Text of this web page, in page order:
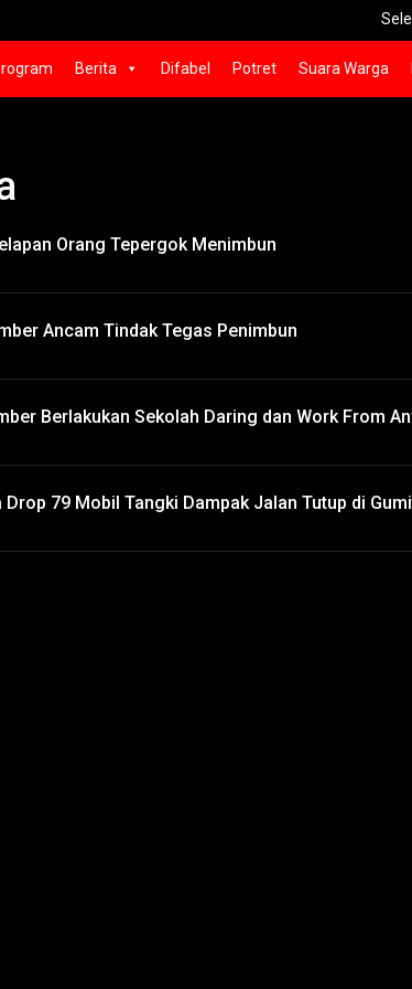
Selesai
Berita Difabel Potret Suara Warga
Orang Tepergok Menimbun
Ancam Tindak Tegas Penimbun
Berlakukan Sekolah Daring dan Work From
Drop 79 Mobil Tangki Dampak Jalan Tutup di